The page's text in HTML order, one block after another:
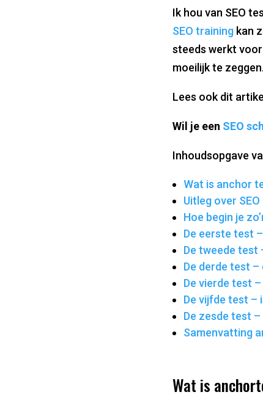
Ik hou van SEO
SEO training kan
steeds werkt voor
moeilijk te
Lees ook dit
Wil je een SEO
Inhoudsopgave
Wat is anchor
Uitleg over
Hoe begin je
De eerste test
De tweede test
De derde test –
De vierde test
De vijfde test –
De zesde test
Samenvatting
Wat is